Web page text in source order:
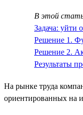
В этой
Задача: уйти
Решение 1.
Решение 2.
Результаты
На рынке труда
ориентированных на